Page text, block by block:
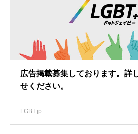
広告掲載募集しております。詳
せください。
LGBT.jp